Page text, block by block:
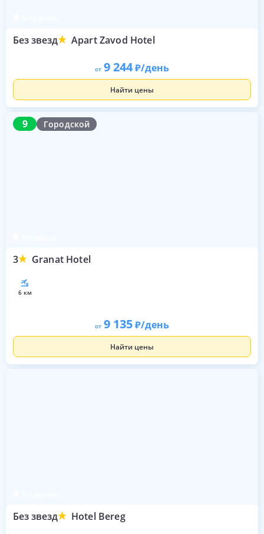
Без звезд Apart Zavod Hotel
от 9 244 /день
Найти цены
9 Городской
3 Granat Hotel
9
6 км
от 9 135 /день
Найти цены
Без звезд Hotel Bereg